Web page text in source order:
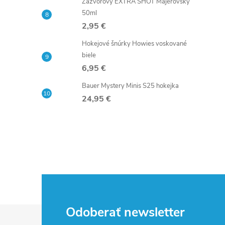
50ml
2,95 €
Hokejové šnúrky Howies voskované
biele
6,95 €
Bauer Mystery Minis S25 hokejka
24,95 €
Odoberať newsletter